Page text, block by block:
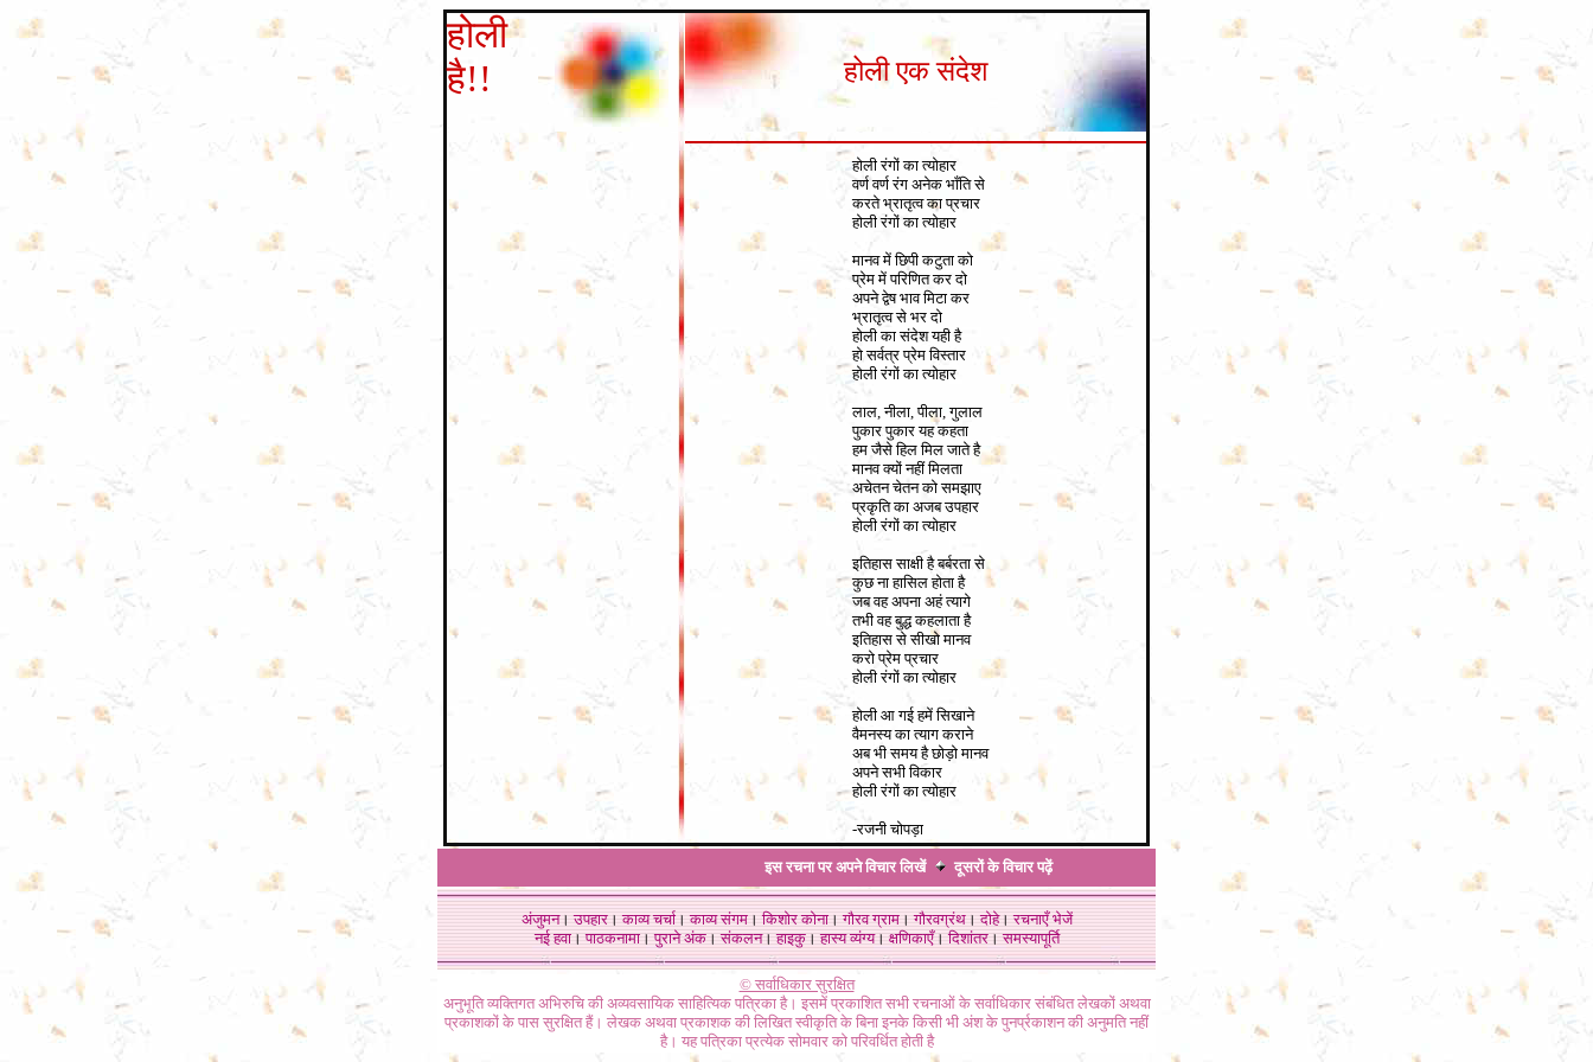
होली
है!! होली एक संदेश
होली रंगों का त्योहार
वर्ण वर्ण रंग अनेक भाँति से
करते भ्रातृत्व का प्रचार
होली रंगों का त्योहार
मानव में छिपी कटुता को
प्रेम में परिणित कर दो
अपने द्वेष भाव मिटा कर
भ्रातृत्व से भर दो
होली का संदेश यही है
हो सर्वत्र प्रेम विस्तार
होली रंगों का त्योहार
लाल, नीला, पीला, गुलाल
पुकार पुकार यह कहता
हम जैसे हिल मिल जाते है
मानव क्यों नहीं मिलता
अचेतन चेतन को समझाए
प्रकृति का अजब उपहार
होली रंगों का त्योहार
इतिहास साक्षी है बर्बरता से
कुछ ना हासिल होता है
जब वह अपना अहं त्यागे
तभी वह बुद्ध कहलाता है
इतिहास से सीखो मानव
करो प्रेम प्रचार
होली रंगों का त्योहार
होली आ गई हमें सिखाने
वैमनस्य का त्याग कराने
अब भी समय है छोड़ो मानव
अपने सभी विकार
होली रंगों का त्योहार
-रजनी चोपड़ा
इस रचना पर अपने विचार लिखें दूसरों के विचारपढ़ें
अंजुमन।उपहार।काव्य चर्चा।काव्य संगम।किशोर कोना।गौरव ग्राम।गौरवग्रंथ।दोहे।रचनाएँ भेजें
नई हवा। पाठकनामा। पुराने अंक। संकलन। हाइकु। हास्य व्यंग्य। क्षणिकाएँ। दिशांतर। समस्यापूर्ति
© सर्वाधिकार सुरक्षित
अनुभूति व्यक्तिगत अभिरुचि की अव्यवसायिक साहित्यिक पत्रिका है। इसमें प्रकाशित सभी रचनाओं के सर्वाधिकार संबंधित लेखकों अथवा
प्रकाशकों के पास सुरक्षित हैं। लेखक अथवा प्रकाशक की लिखित स्वीकृति के बिना इनके किसी भी अंश के पुनर्प्रकाशन की अनुमति नहीं
है। यह पत्रिका प्रत्येक सोमवार को परिवर्धित होती है